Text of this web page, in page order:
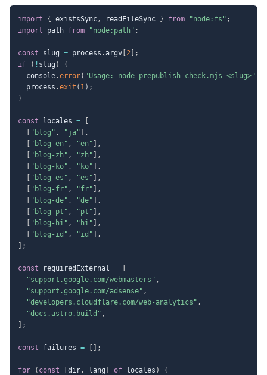
import { existsSync, readFileSync } from "node:fs" ;
import path from "node:path" ;
const slug = process .argv 2
;
if
( ! slug )
{
  console
.error( "Usage: node prepublish-check.mjs <slug>" )
  process
.exit ( 1) ;
}
const locales =
"blog" , "ja"
,
"blog-en" , "en"
,
"blog-zh" , "zh"
,
"blog-ko" , "ko"
,
"blog-es" , "es"
,
"blog-fr" , "fr"
,
"blog-de" , "de"
,
"blog-pt" , "pt"
,
"blog-hi" , "hi"
,
"blog-id" , "id"
,
;
const requiredExternal =
"support.google.com/webmasters" ,
"support.google.com/adsense" ,
"developers.cloudflare.com/web-analytics" ,
"docs.astro.build" ,
;
const failures = ;
for ( const dir, lang of locales )
{